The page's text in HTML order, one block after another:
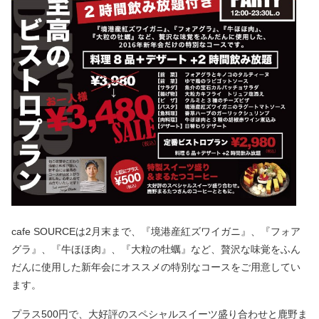
cafe SOURCEは2月末まで、『境港産紅ズワイガニ』、『フォア
グラ』、『牛ほほ肉』、『大粒の牡蠣』など、贅沢な味覚をふん
だんに使用した新年会にオススメの特別なコースをご用意してい
ます。
プラス500円で、大好評のスペシャルスイーツ盛り合わせと鹿野ま